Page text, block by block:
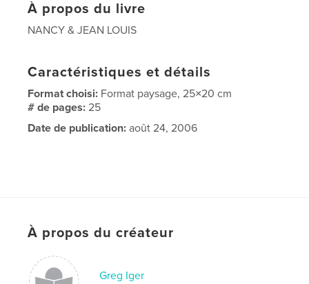
À propos du livre
NANCY & JEAN LOUIS
Caractéristiques et détails
Format choisi: Format paysage, 25×20 cm
# de pages:25
Date de publication: août 24, 2006
À propos du créateur
Greg Iger